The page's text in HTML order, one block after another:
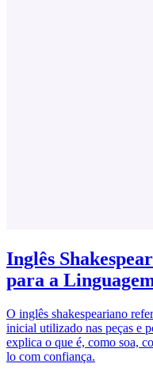
Inglês
para a
O inglês shakespeariano
inicial utilizado nas peças e
explica o que é, como soa,
lo com confiança.